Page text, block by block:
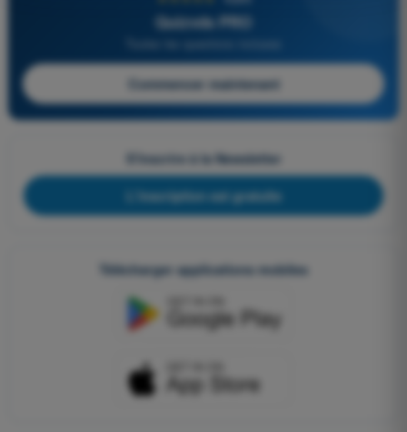
Quizvds PRO
Commencer maintenant
S'inscrire à la Newsletter
L'inscription est gratuite
Télécharger applications mobiles